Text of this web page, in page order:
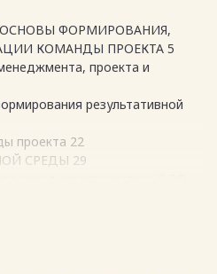
ОСНОВЫ ФОРМИРОВАНИЯ,
КОМАНДЫ ПРОЕКТА 5
проекта и
результативной
проекта 22
СРЕДЫ 29
в OOO «Зима» 46
ПРОЕКТА И